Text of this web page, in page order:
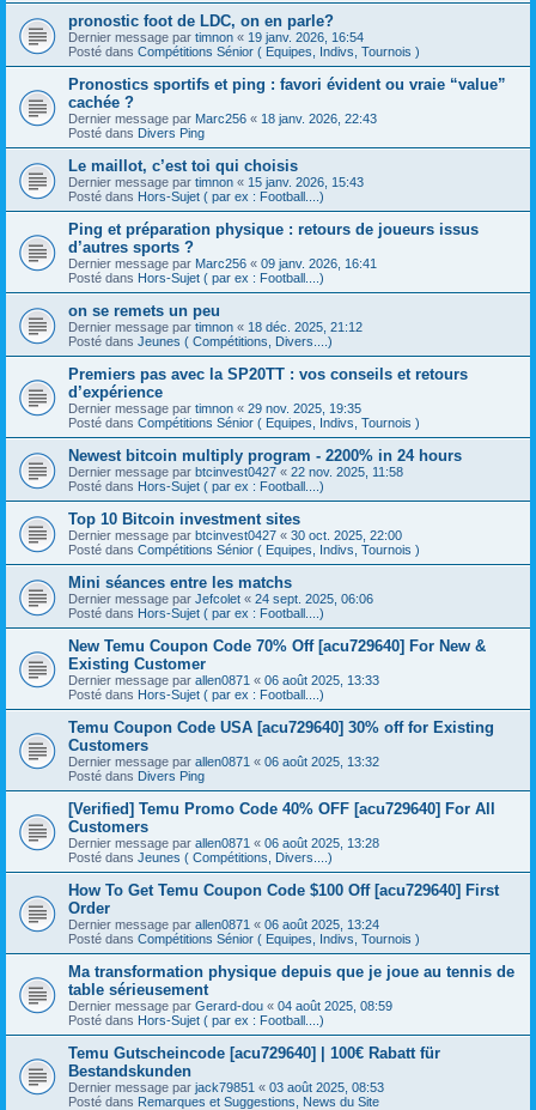
pronostic foot de LDC, on en parle?
Dernier message par timnon « 19 janv. 2026, 16:54
Posté dans Compétitions Sénior ( Equipes, Indivs, Tournois )
Pronostics sportifs et ping : favori évident ou vraie “value”
cachée ?
Dernier message par Marc256 « 18 janv. 2026, 22:43
Posté dans Divers Ping
Le maillot, c’est toi qui choisis
Dernier message par timnon « 15 janv. 2026, 15:43
Posté dans Hors-Sujet ( par ex : Football....)
Ping et préparation physique : retours de joueurs issus
d’autres sports ?
Dernier message par Marc256 « 09 janv. 2026, 16:41
Posté dans Hors-Sujet ( par ex : Football....)
on se remets un peu
Dernier message par timnon « 18 déc. 2025, 21:12
Posté dans Jeunes ( Compétitions, Divers....)
Premiers pas avec la SP20TT : vos conseils et retours
d’expérience
Dernier message par timnon « 29 nov. 2025, 19:35
Posté dans Compétitions Sénior ( Equipes, Indivs, Tournois )
Newest bitcoin multiply program - 2200% in 24 hours
Dernier message par btcinvest0427 « 22 nov. 2025, 11:58
Posté dans Hors-Sujet ( par ex : Football....)
Top 10 Bitcoin investment sites
Dernier message par btcinvest0427 « 30 oct. 2025, 22:00
Posté dans Compétitions Sénior ( Equipes, Indivs, Tournois )
Mini séances entre les matchs
Dernier message par Jefcolet « 24 sept. 2025, 06:06
Posté dans Hors-Sujet ( par ex : Football....)
New Temu Coupon Code 70% Off [acu729640] For New &
Existing Customer
Dernier message par allen0871 « 06 août 2025, 13:33
Posté dans Hors-Sujet ( par ex : Football....)
Temu Coupon Code USA [acu729640] 30% off for Existing
Customers
Dernier message par allen0871 « 06 août 2025, 13:32
Posté dans Divers Ping
[Verified] Temu Promo Code 40% OFF [acu729640] For All
Customers
Dernier message par allen0871 « 06 août 2025, 13:28
Posté dans Jeunes ( Compétitions, Divers....)
How To Get Temu Coupon Code $100 Off [acu729640] First
Order
Dernier message par allen0871 « 06 août 2025, 13:24
Posté dans Compétitions Sénior ( Equipes, Indivs, Tournois )
Ma transformation physique depuis que je joue au tennis de
table sérieusement
Dernier message par Gerard-dou « 04 août 2025, 08:59
Posté dans Hors-Sujet ( par ex : Football....)
Temu Gutscheincode [acu729640] | 100€ Rabatt für
Bestandskunden
Dernier message par jack79851 « 03 août 2025, 08:53
Posté dans Remarques et Suggestions, News du Site